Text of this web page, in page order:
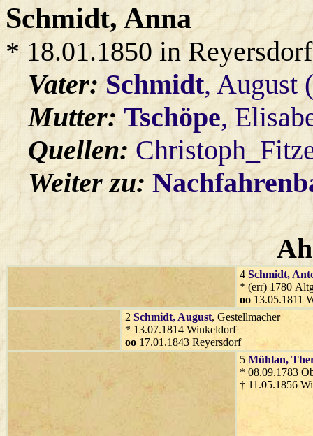
Schmidt, Anna
* 18.01.1850 in Reyersdorf
Vater:Schmidt, August
Mutter:Tschöpe,
Quellen:
Weiter zu:
4 Schmidt,
* (err) 1780
oo 13.05.1811
2 Schmidt, August, Gestellmacher
* 13.07.1814 Winkeldorf
oo 17.01.1843 Reyersdorf
5 Mühlan,
* 08.09.1783
† 11.05.1856